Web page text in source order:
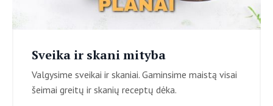
Sveika ir skani mityba
Valgysime sveikai ir skaniai. Gaminsime maistą visai
šeimai greitų ir skanių receptų dėka.